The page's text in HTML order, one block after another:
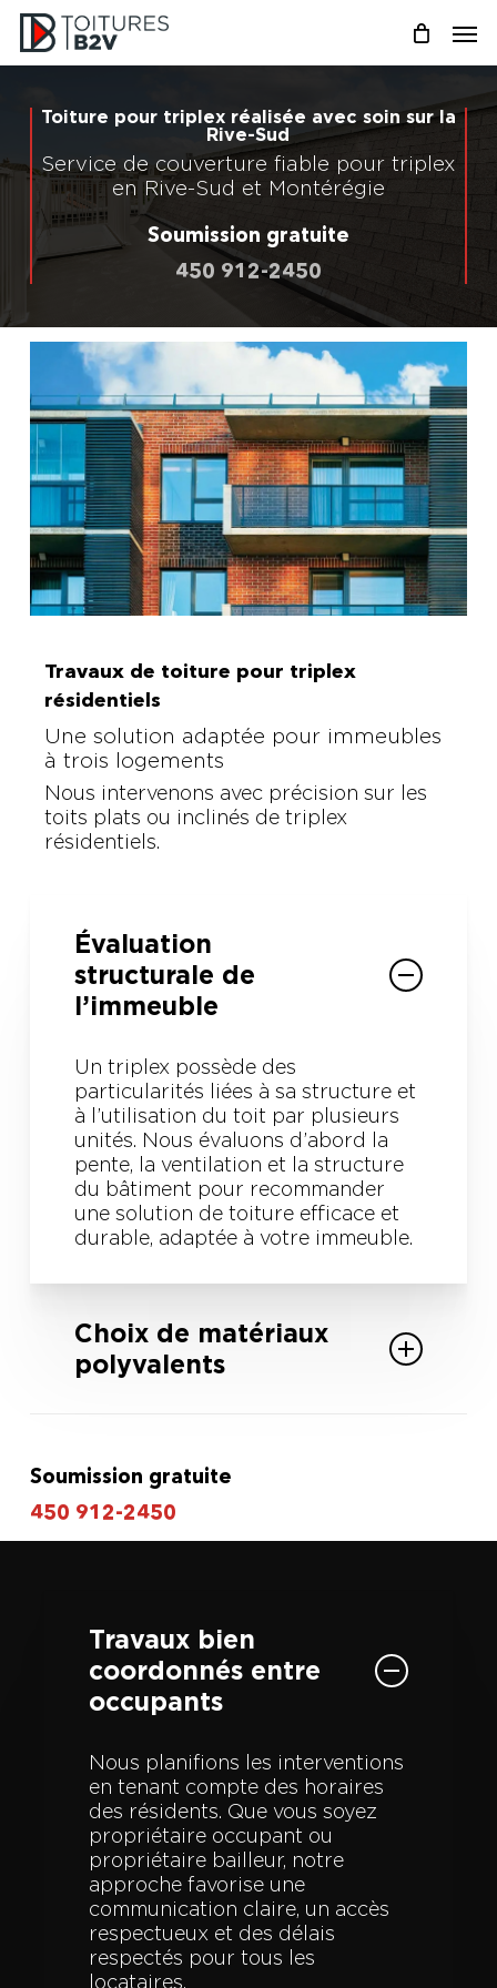
Skip
main
Toiture pour triplex réalisée avec soin sur la
Rive-Sud
Service de couverture fiable pour triplex
en Rive-Sud et Montérégie
Soumission gratuite
450 912-2450
Travaux de toiture pour triplex
résidentiels
Une solution adaptée pour immeubles
à trois logements
Nous intervenons avec précision sur les
toits plats ou inclinés de triplex
résidentiels.
Évaluation
structurale de
l’immeuble
Un triplex possède des
particularités liées à sa structure et
à l’utilisation du toit par plusieurs
unités. Nous évaluons d’abord la
pente, la ventilation et la structure
du bâtiment pour recommander
une solution de toiture efficace et
durable, adaptée à votre immeuble.
Choix de matériaux
polyvalents
d’asphalte ou des membranes pour
toits plats. Nous proposons des
produits robustes et esthétiques,
faciles à entretenir, qui s’intègrent
Soumission gratuite
450 912-2450
Travaux bien
coordonnés entre
occupants
Nous planifions les interventions
en tenant compte des horaires
des résidents. Que vous soyez
propriétaire occupant ou
propriétaire bailleur, notre
approche favorise une
communication claire, un accès
respectueux et des délais
respectés pour tous les
locataires.